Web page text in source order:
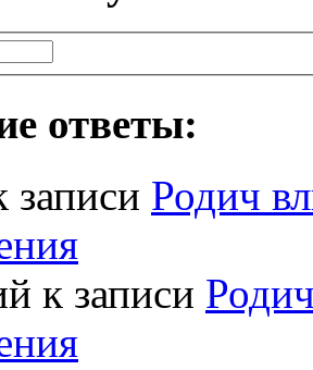
ответы:
записи Родич
к записи